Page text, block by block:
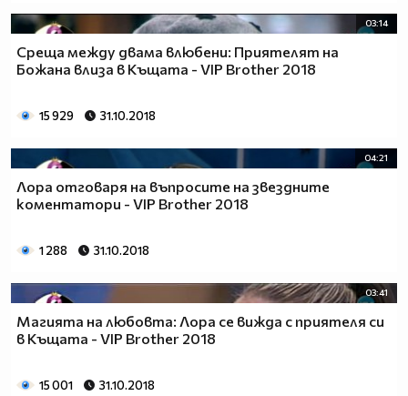
03:14
Среща между двама влюбени: Приятелят на
Божана влиза в Къщата - VIP Brother 2018
15 929 31.10.2018
04:21
Лора отговаря на въпросите на звездните
коментатори - VIP Brother 2018
1 288 31.10.2018
03:41
Магията на любовта: Лора се вижда с приятеля си
в Къщата - VIP Brother 2018
15 001 31.10.2018